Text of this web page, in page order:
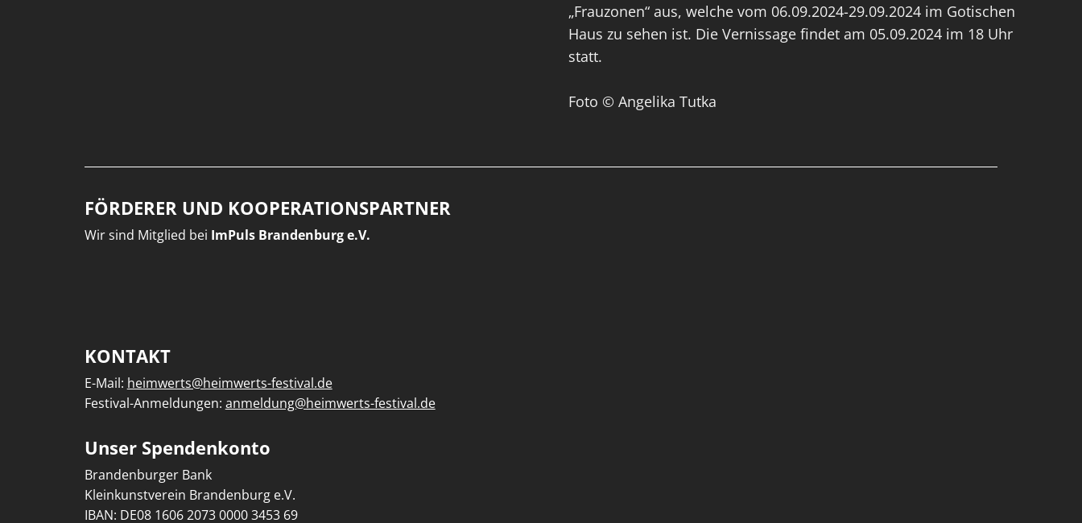
„Frauzonen“ aus, welche vom 06.09.2024-29.09.2024 im Gotischen
Haus zu sehen ist. Die Vernissage findet am 05.09.2024 im 18 Uhr
statt.
Foto © Angelika Tutka
FÖRDERER UND KOOPERATIONSPARTNER
Wir sind Mitglied bei ImPuls Brandenburg e.V.
KONTAKT
E-Mail: heimwerts@heimwerts-festival.de
Festival-Anmeldungen: anmeldung@heimwerts-festival.de
Unser Spendenkonto
Brandenburger Bank
Kleinkunstverein Brandenburg e.V.
IBAN: DE08 1606 2073 0000 3453 69